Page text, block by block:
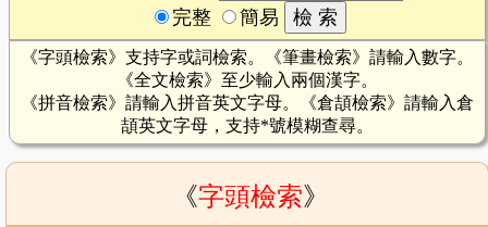
完整
簡易
《字頭檢索》支持字或詞檢索。《筆畫檢索》請輸入數字。
《全文檢索》至少輸入兩個漢字。
《拼音檢索》請輸入拼音英文字母。《倉頡檢索》請輸入倉
頡英文字母，支持*號模糊查尋。
《字頭檢索》